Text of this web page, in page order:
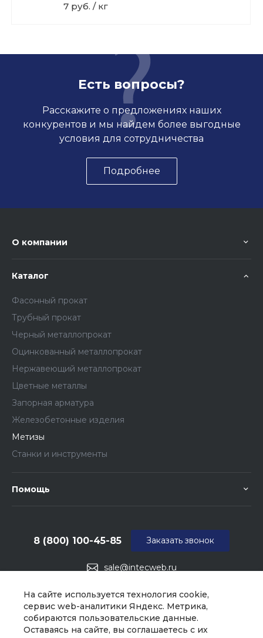
На сайте используется технология cookie,
сервис web-аналитики Яндекс. Метрика,
собираются пользовательские данные.
Оставаясь на сайте, вы соглашаетесь с их
7 руб. / кг
Есть вопросы?
Расскажите о предложениях наших
конкурентов и мы найдем более выгодные
условия для сотрудничества
Подробнее
О компании
Каталог
Фасонный прокат
Трубный прокат
Черный металлопрокат
Оцинкованный металлопрокат
Нержавеющий металлопрокат
Цветные металлы
Запорная арматура
Железобетонные изделия
Метизы
Станки и инструменты
Помощь
sale@intecweb.ru
8 (800) 100-45-85
г. Москва, ул. Люсиновская, д. 39
Заказать звонок